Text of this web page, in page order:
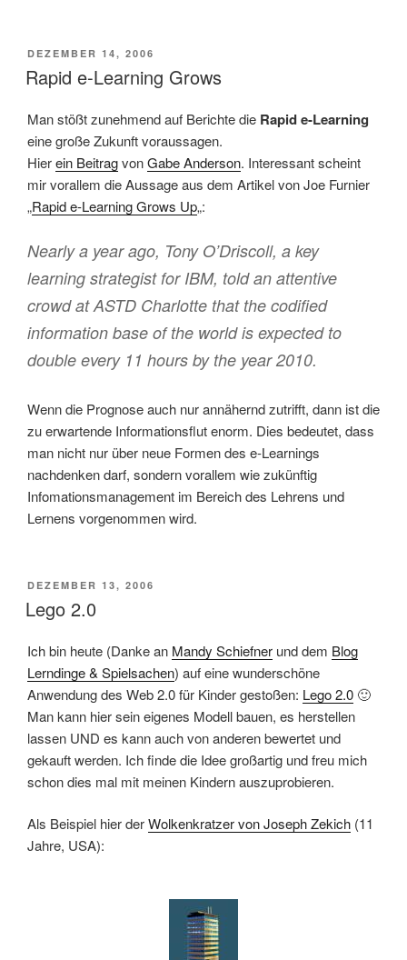
VERÖFFENTLICHT
AM
DEZEMBER 14, 2006
Rapid e-Learning Grows
Man stößt zunehmend auf Berichte die Rapid e-Learning
eine große Zukunft voraussagen.
Hierein BeitragvonGabe Anderson. Interessant scheint
mir vorallem die Aussage aus dem Artikel von Joe Furnier
„Rapid e-Learning Grows Up„:
Nearly a year ago, Tony O’Driscoll, a key
learning strategist for IBM, told an attentive
crowd at ASTD Charlotte that the codified
information base of the world is expected to
double every 11 hours by the year 2010.
Wenn die Prognose auch nur annähernd zutrifft, dann ist die
zu erwartende Informationsflut enorm. Dies bedeutet, dass
man nicht nur über neue Formen des e-Learnings
nachdenken darf, sondern vorallem wie zukünftig
Infomationsmanagement im Bereich des Lehrens und
Lernens vorgenommen wird.
VERÖFFENTLICHT
AM
DEZEMBER 13, 2006
Lego 2.0
Ich bin heute (Danke an Mandy Schiefner und dem Blog
Lerndinge & Spielsachen) auf eine wunderschöne
Anwendung des Web 2.0 für Kinder gestoßen: Lego 2.0 🙂
Man kann hier sein eigenes Modell bauen, es herstellen
lassen UND es kann auch von anderen bewertet und
gekauft werden. Ich finde die Idee großartig und freu mich
schon dies mal mit meinen Kindern auszuprobieren.
Als Beispiel hier derWolkenkratzer von Joseph Zekich (11
Jahre, USA):